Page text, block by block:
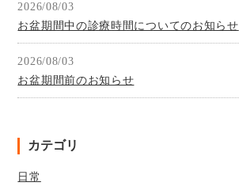
2026/08/03
お盆期間中の診療時間についてのお知らせ
2026/08/03
お盆期間前のお知らせ
カテゴリ
日常